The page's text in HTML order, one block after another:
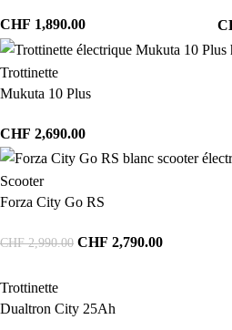
CHF 1,890.00
Trottinette
Mukuta 10 Plus
CHF 2,690.00
Scooter
Forza City Go RS
CHF2,990.00 CHF 2,790.00
Trottinette
Dualtron City 25Ah